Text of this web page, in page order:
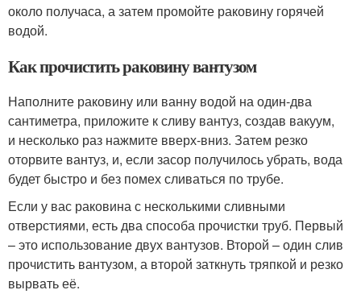
около получаса, а затем промойте раковину горячей
водой.
Как прочистить раковину вантузом
Наполните раковину или ванну водой на один-два
сантиметра, приложите к сливу вантуз, создав вакуум,
и несколько раз нажмите вверх-вниз. Затем резко
оторвите вантуз, и, если засор получилось убрать, вода
будет быстро и без помех сливаться по трубе.
Если у вас раковина с несколькими сливными
отверстиями, есть два способа прочистки труб. Первый
– это использование двух вантузов. Второй – один слив
прочистить вантузом, а второй заткнуть тряпкой и резко
вырвать её.